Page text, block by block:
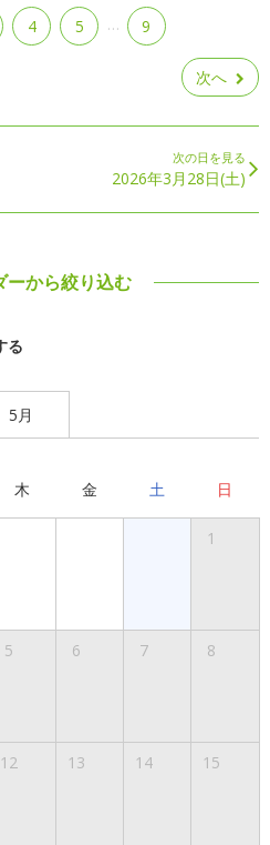
4 5 … 9
次へ
次の日を見る
2026年3月28日(土)
ーから絞り込む
る
5月
木 金 土 日
1
5 6 7 8
12 13 14 15